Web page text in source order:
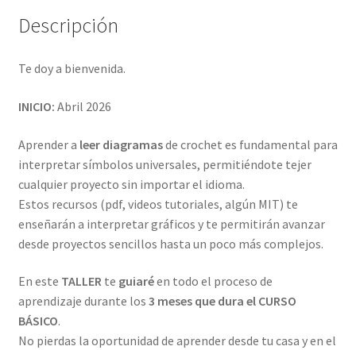
Descripción
Te doy a bienvenida.
INICIO: Abril 2026
Aprender a leer diagramasde crochet es fundamental para
interpretar símbolos universales, permitiéndote tejer
cualquier proyecto sin importar el idioma.
Estos recursos (pdf, videos tutoriales, algún MIT) te
enseñarán a interpretar gráficos y te permitirán avanzar
desde proyectos sencillos hasta un poco más complejos.
En este TALLER te guiaréen todo el proceso de
aprendizaje durante los 3 meses que dura el CURSO
BÁSICO.
No pierdas la oportunidad de aprender desde tu casa y en el